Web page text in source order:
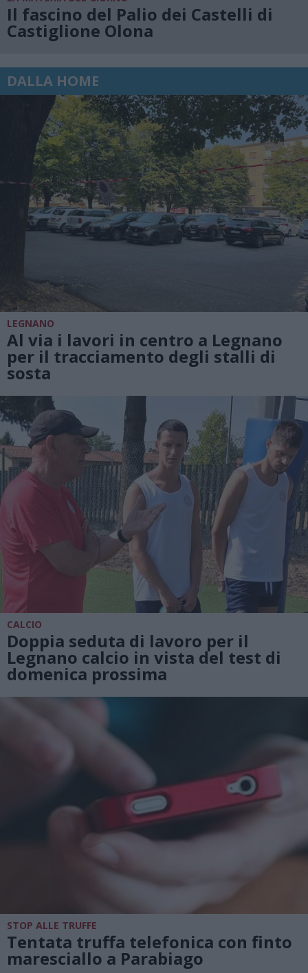
Il fascino del Palio dei Castelli di
Castiglione Olona
DALLA HOME
LEGNANO
Al via i lavori in centro a Legnano
per il tracciamento degli stalli di
sosta
CALCIO
Doppia seduta di lavoro per il
Legnano calcio in vista del test di
domenica prossima
STOP ALLE TRUFFE
Tentata truffa telefonica con finto
maresciallo a Parabiago